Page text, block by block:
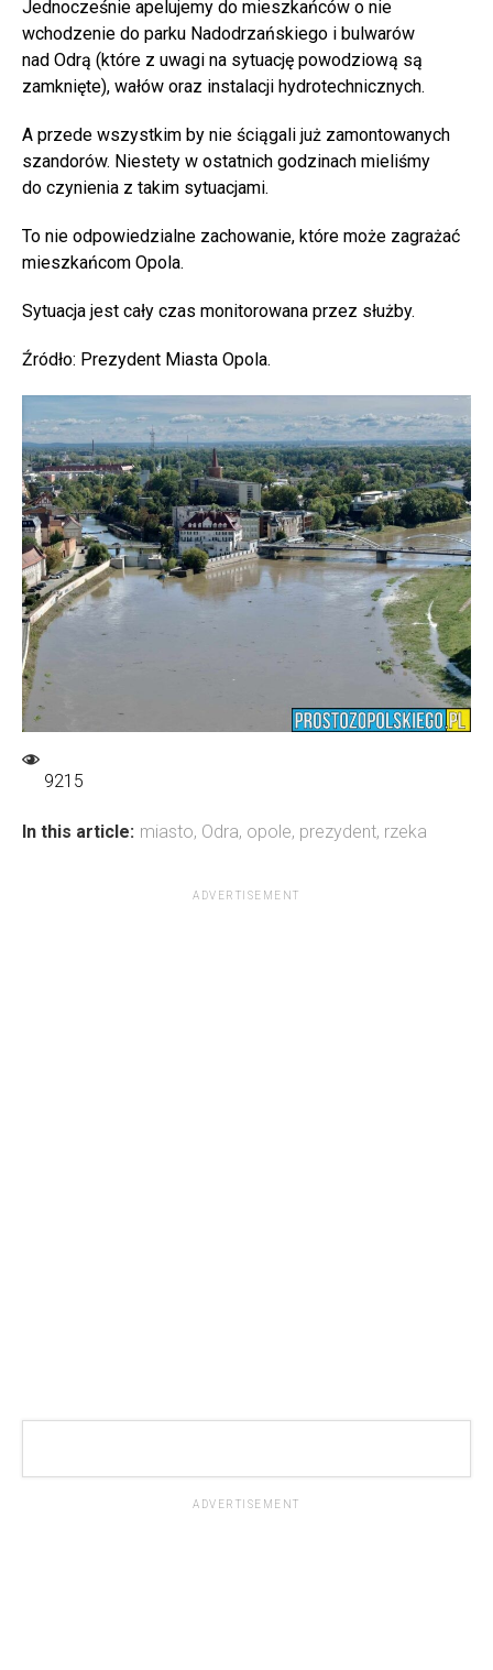
Jednocześnie apelujemy do mieszkańców o nie
wchodzenie do parku Nadodrzańskiego i bulwarów
nad Odrą (które z uwagi na sytuację powodziową są
zamknięte), wałów oraz instalacji hydrotechnicznych.
A przede wszystkim by nie ściągali już zamontowanych
szandorów. Niestety w ostatnich godzinach mieliśmy
do czynienia z takim sytuacjami.
To nie odpowiedzialne zachowanie, które może zagrażać
mieszkańcom Opola.
Sytuacja jest cały czas monitorowana przez służby.
Źródło: Prezydent Miasta Opola.
9215
In this article: miasto, Odra, opole, prezydent, rzeka
ADVERTISEMENT
ADVERTISEMENT